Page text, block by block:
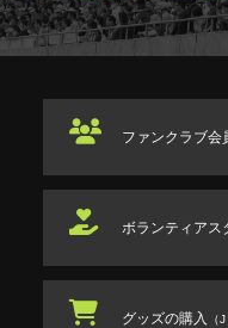
ファンクラブ会
ボランティアス
グッズの購入 （